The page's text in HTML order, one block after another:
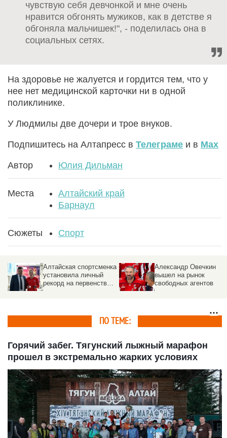
чувствую себя девчонкой и мне очень
нравится обгонять мужиков, как в детстве я
обгоняла мальчишек!", - поделилась она в
социальных сетях.
На здоровье не жалуется и гордится тем, что у
нее нет медицинской карточки ни в одной
поликлинике.
У Людмилы две дочери и трое внуков.
Подпишитесь на Алтапресс в Телеграме и в Max
Автор Юлия Дильман
Места
Алтайский край
Барнаул
Сюжеты Спорт
Алтайская спортсменка
установила личный
рекорд на первенстве
Александр Овечкин
вышел на рынок
свободных агентов
ПО ТЕМЕ:
Горячий забег. Тягунский лыжный марафон
прошел в экстремально жарких условиях